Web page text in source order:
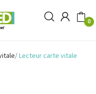
0
Lecteur carte vitale